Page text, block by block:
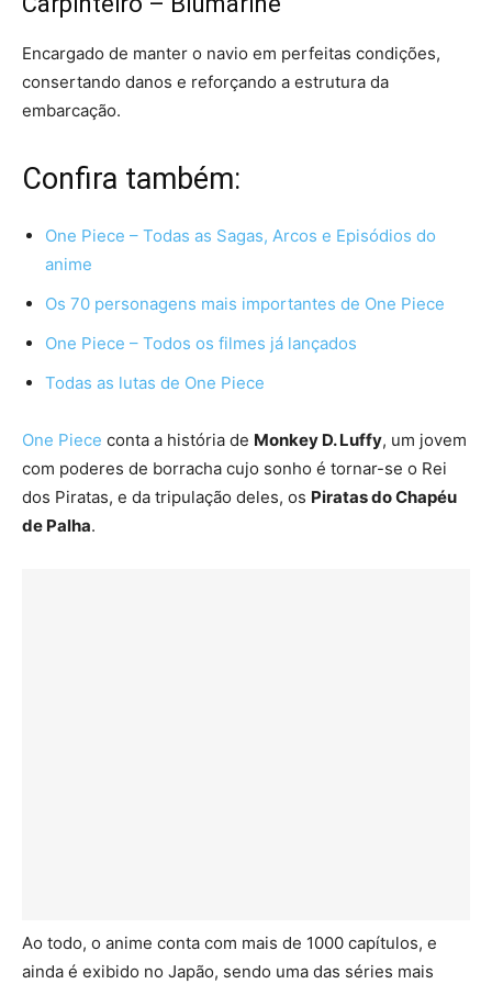
Encargado de manter o navio em perfeitas condições,
consertando danos e reforçando a estrutura da
embarcação.
Confira também:
One Piece – Todas as Sagas, Arcos e Episódios do
anime
Os 70 personagens mais importantes de One Piece
One Piece – Todos os filmes já lançados
Todas as lutas de One Piece
One Piece conta a história de Monkey D. Luffy, um jovem
com poderes de borracha cujo sonho é tornar-se o Rei
dos Piratas, e da tripulação deles, os Piratas do Chapéu
de Palha.
Ao todo, o anime conta com mais de 1000 capítulos, e
ainda é exibido no Japão, sendo uma das séries mais